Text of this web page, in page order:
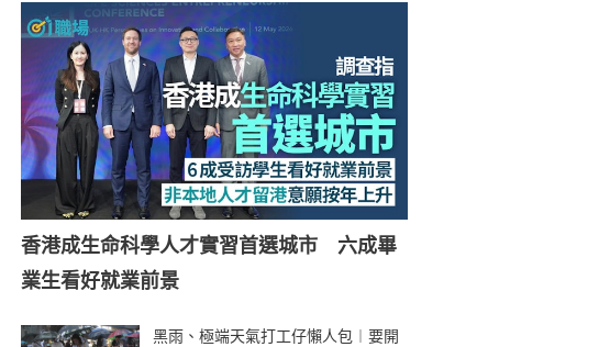
香港成生命科學人才實習首選城市 六成畢
業生看好就業前景
黑雨、極端天氣打工仔懶人包︱要開